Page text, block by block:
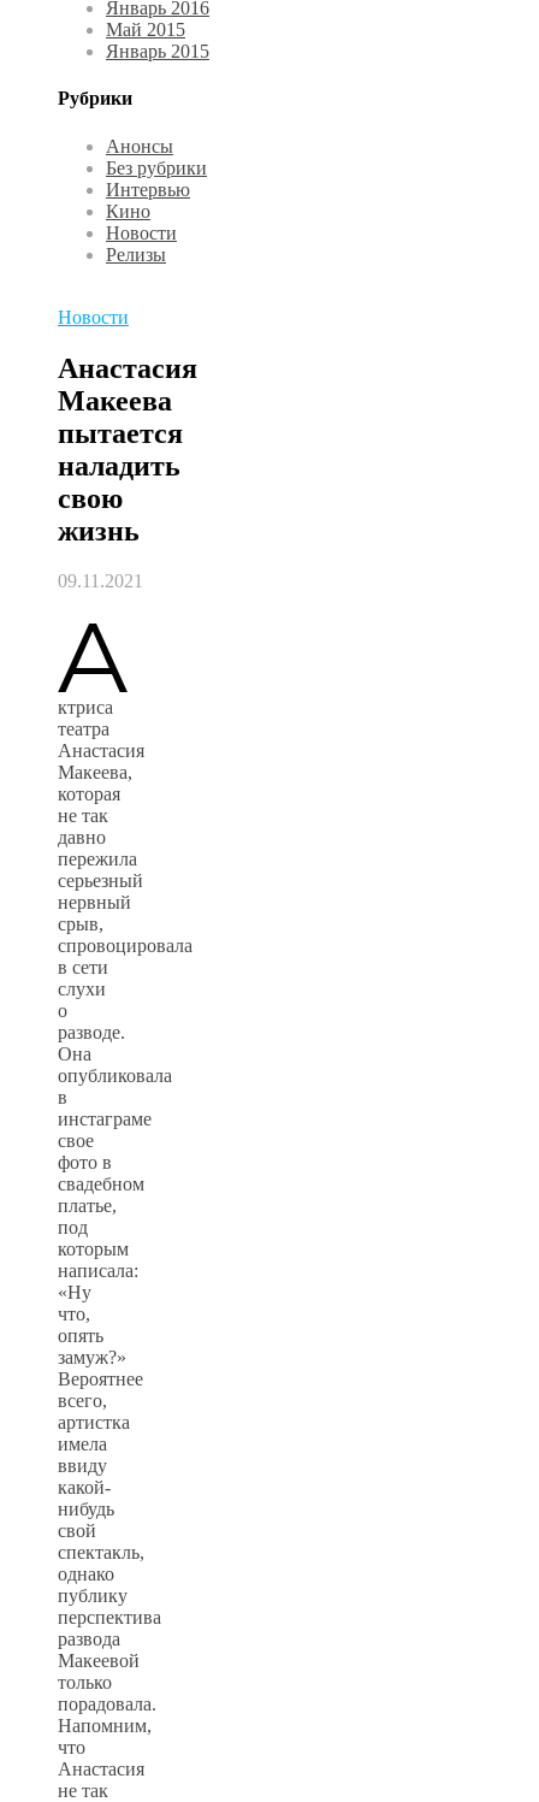
Январь 2016
Май 2015
Январь 2015
Рубрики
Анонсы
Без рубрики
Интервью
Кино
Новости
Релизы
Новости
Анастасия
Макеева
пытается
наладить
свою
жизнь
09.11.2021
А
ктриса
театра
Анастасия
Макеева,
которая
не так
давно
пережила
серьезный
нервный
срыв,
спровоцировала
в сети
слухи
о
разводе.
Она
опубликовала
в
инстаграме
свое
фото в
свадебном
платье,
под
которым
написала:
«Ну
что,
опять
замуж?»
Вероятнее
всего,
артистка
имела
ввиду
какой-
нибудь
свой
спектакль,
однако
публику
перспектива
развода
Макеевой
только
порадовала.
Напомним,
что
Анастасия
не так